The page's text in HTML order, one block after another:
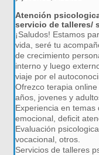
Atención
servicio de talleres/
¡Saludos! Estamos
vida, seré tu
de crecimiento
interno y luego
viaje por el
Ofrezco terapia
años, jovenes y
Experiencia en
emocional, deficit
Evaluación
vocacional, otros.
Servicios de talleres